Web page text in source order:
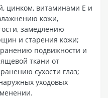
цинком, витаминами Е и
кожи,
замедлению
и старения кожи;
подвижности и
ткани от
сухости глаз;
уходовых